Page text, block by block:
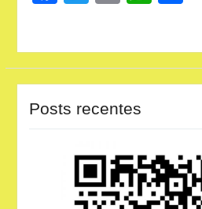
Posts recentes